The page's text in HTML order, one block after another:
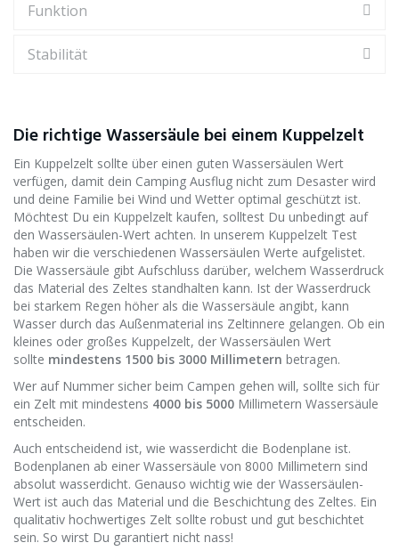
Funktion
Stabilität
Die richtige Wassersäule bei einem Kuppelzelt
Ein Kuppelzelt sollte über einen guten Wassersäulen Wert
verfügen, damit dein Camping Ausflug nicht zum Desaster wird
und deine Familie bei Wind und Wetter optimal geschützt ist.
Möchtest Du ein Kuppelzelt kaufen, solltest Du unbedingt auf
den Wassersäulen-Wert achten. In unserem Kuppelzelt Test
haben wir die verschiedenen Wassersäulen Werte aufgelistet.
Die Wassersäule gibt Aufschluss darüber, welchem Wasserdruck
das Material des Zeltes standhalten kann. Ist der Wasserdruck
bei starkem Regen höher als die Wassersäule angibt, kann
Wasser durch das Außenmaterial ins Zeltinnere gelangen. Ob ein
kleines oder großes Kuppelzelt, der Wassersäulen Wert
sollte mindestens 1500 bis 3000 Millimetern betragen.
Wer auf Nummer sicher beim Campen gehen will, sollte sich für
ein Zelt mit mindestens 4000 bis 5000 Millimetern Wassersäule
entscheiden.
Auch entscheidend ist, wie wasserdicht die Bodenplane ist.
Bodenplanen ab einer Wassersäule von 8000 Millimetern sind
absolut wasserdicht. Genauso wichtig wie der Wassersäulen-
Wert ist auch das Material und die Beschichtung des Zeltes. Ein
qualitativ hochwertiges Zelt sollte robust und gut beschichtet
sein. So wirst Du garantiert nicht nass!